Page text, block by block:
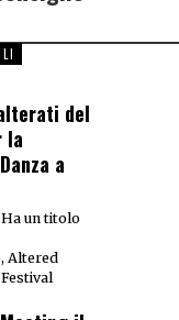
del
la
a
un titolo
Altered
Festival